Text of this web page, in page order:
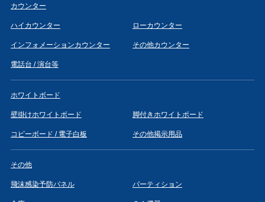
カウンター
ハイカウンター ローカウンター
インフォメーションカウンター その他カウンター
電話台 / 演台等
ホワイトボード
壁掛けホワイトボード 脚付きホワイトボード
コピーボード / 電子白板 その他掲示用品
その他
飛沫感染予防パネル パーティション